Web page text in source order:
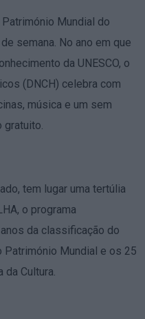
Mundial do
semana. No ano em que
da UNESCO, o
(DNCH) celebra com
música e um sem
gratuito.
tem lugar uma tertúlia
o programa
da classificação do
Mundial e os 25
da Cultura.